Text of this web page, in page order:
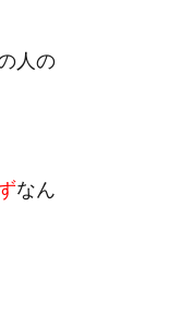
人の
なん